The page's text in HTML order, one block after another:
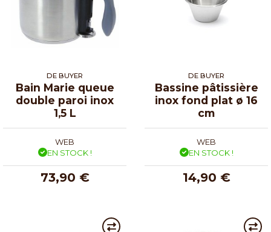
DE BUYER
Bain Marie queue
double paroi inox
1,5 L
WEB
EN STOCK !
73,90 €
DE BUYER
Bassine pâtissière
inox fond plat ø 16
cm
WEB
EN STOCK !
14,90 €